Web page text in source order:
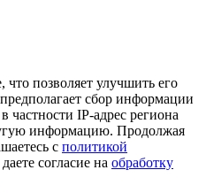
позволяет улучшить его
сбор информации
частности IP-адрес региона
информацию. Продолжая
с политикой
согласие на обработку